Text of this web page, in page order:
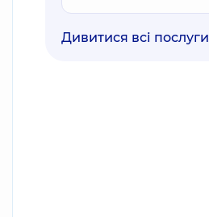
Дивитися всі послуги